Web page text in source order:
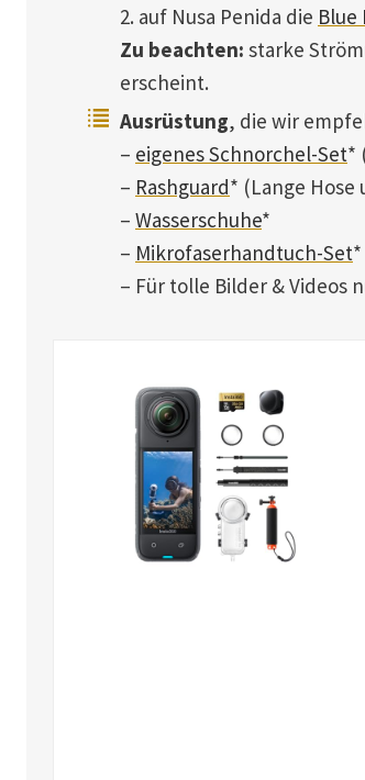
2. auf Nusa Penida die Blue
Zu beachten: starke
erscheint.
Ausrüstung, die wir
– eigenes Schnorchel-Set*
– Rashguard* (Lange
– Wasserschuhe*
– Mikrofaserhandtuch-Set*
– Für tolle Bilder & Videos